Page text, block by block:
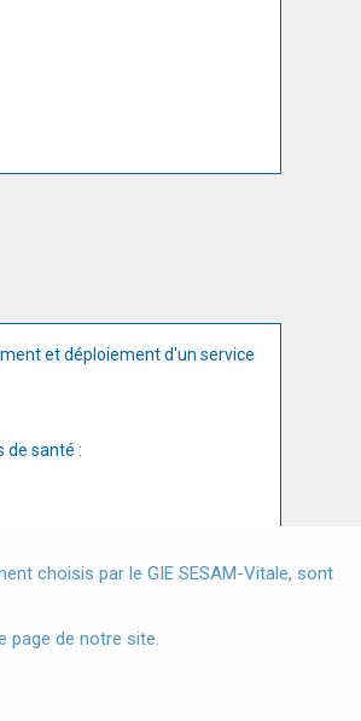
et déploiement d'un service
de santé :
choisis par le GIE SESAM-Vitale, sont
page de notre site.